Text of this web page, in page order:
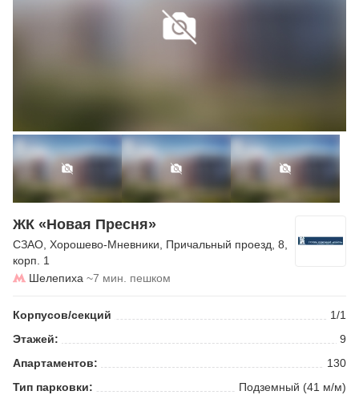
ЖК «Новая Пресня»
СЗАО Хорошево-Мневники Причальный проезд , 8,
корп. 1
Шелепиха ~7 мин. пешком
Корпусов/секций
1/1
Этажей:
9
Апартаментов:
130
Тип парковки:
Подземный (41 м/м)